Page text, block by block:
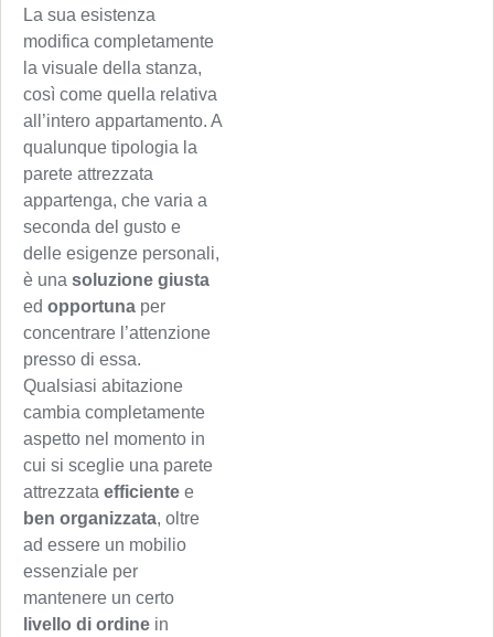
La sua esistenza
modifica completamente
la visuale della stanza,
così come quella relativa
all’intero appartamento. A
qualunque tipologia la
parete attrezzata
appartenga, che varia a
seconda del gusto e
delle esigenze personali,
è una soluzione giusta
ed opportuna per
concentrare l’attenzione
presso di essa.
Qualsiasi abitazione
cambia completamente
aspetto nel momento in
cui si sceglie una parete
attrezzata efficiente e
ben organizzata, oltre
ad essere un mobilio
essenziale per
mantenere un certo
livello di ordine in